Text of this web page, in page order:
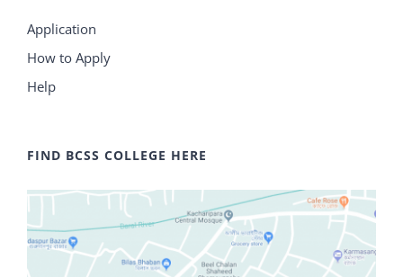
Application
How to Apply
Help
FIND BCSS COLLEGE HERE